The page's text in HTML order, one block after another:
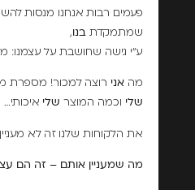
פעמים רבות אנחנו מנסות
שמתמקדת בנו,
ע"י גישה שחושבת על עצמנו:
מה אני רוצה למכור! מספרת
שלי וכמה המוצר שלי איכותי…
את הלקוחות שלנו זה לא
מה שמעניין אותם – זה הם